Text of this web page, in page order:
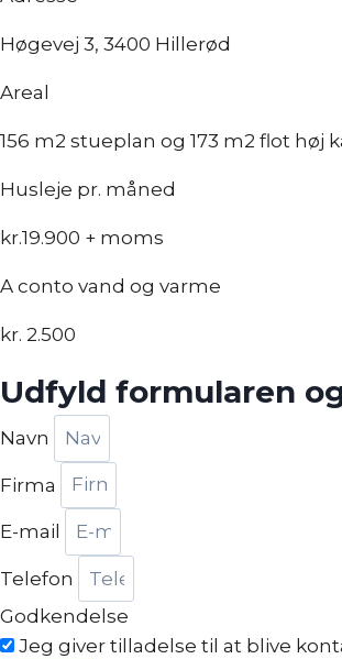
Høgevej 3, 3400 Hillerød
Areal
156 m2 stueplan og 173 m2 flot høj
Husleje pr. måned
kr.19.900 + moms
A conto vand og varme
kr. 2.500
Udfyld formularen
Navn
Firma
E-mail
Telefon
Godkendelse
Jeg giver tilladelse til at blive